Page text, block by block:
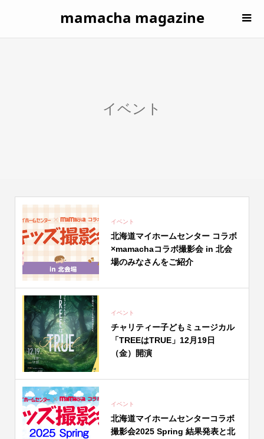
mamacha magazine
イベント
イベント
北海道マイホームセンター コラボ
×mamachaコラボ撮影会 in 北会
場のみなさんをご紹介
イベント
チャリティー子どもミュージカル
「TREEはTRUE」12月19日
（金）開演
イベント
北海道マイホームセンターコラボ
撮影会2025 Spring 結果発表と北